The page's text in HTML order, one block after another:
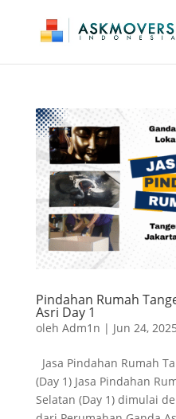
Pindahan Rumah
Asri Day 1
oleh Adm1n | Jun 24, 2025
Jasa Pindahan Rumah
(Day 1) Jasa Pindahan
Selatan (Day 1) dimulai